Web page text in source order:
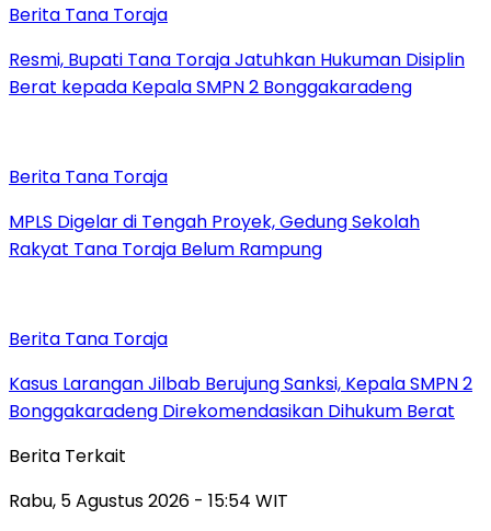
Berita Tana Toraja
Resmi, Bupati Tana Toraja Jatuhkan Hukuman Disiplin
Berat kepada Kepala SMPN 2 Bonggakaradeng
Berita Tana Toraja
MPLS Digelar di Tengah Proyek, Gedung Sekolah
Rakyat Tana Toraja Belum Rampung
Berita Tana Toraja
Kasus Larangan Jilbab Berujung Sanksi, Kepala SMPN 2
Bonggakaradeng Direkomendasikan Dihukum Berat
Berita Terkait
Rabu, 5 Agustus 2026 - 15:54 WIT